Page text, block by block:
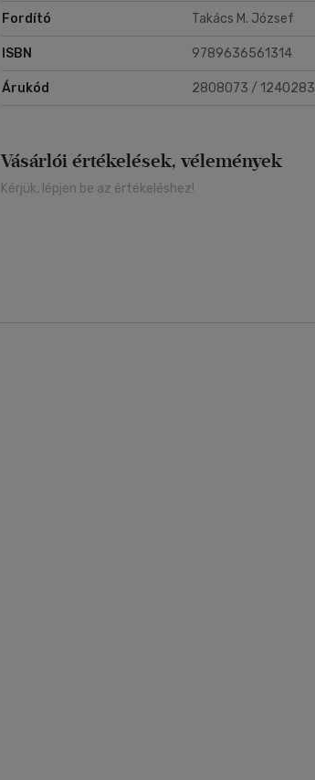
Fordító Takács M. József
ISBN 9789636561314
Árukód 2808073 / 1240283
Vásárlói értékelések, vélemények
Kérjük, lépjen be az értékeléshez!